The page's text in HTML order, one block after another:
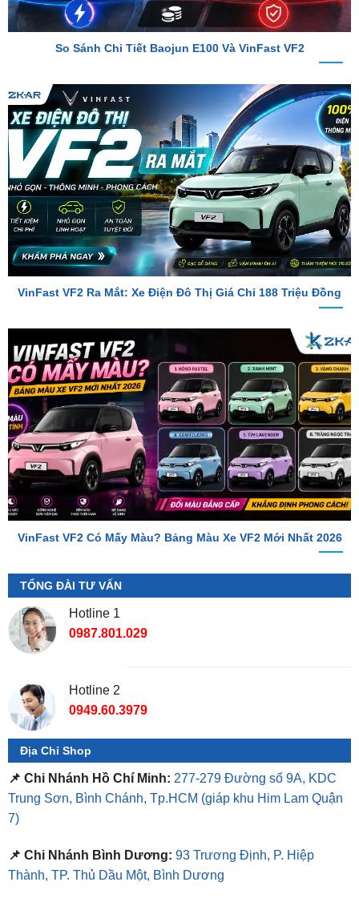
So Sánh Chi Tiết Baojun E100 Và VinFast VF2
VinFast VF2 Ra Mắt: Xe Điện Đô Thị Giá Chỉ 188 Triệu Đồng
VinFast VF2 Có Mấy Màu? Bảng Màu Xe VF2 Mới Nhất 2026
TỔNG ĐÀI TƯ VẤN
Hotline 1
0987.801.029
Địa Chỉ Shop
📌 Chi Nhánh Hồ Chí Minh: 277-279 Đường số 9A, KDC
Trung Sơn, Bình Chánh, Tp.HCM
7)
📌 Chi Nhánh Bình Dương:
⏰ Mở Cửa 08h - 18h